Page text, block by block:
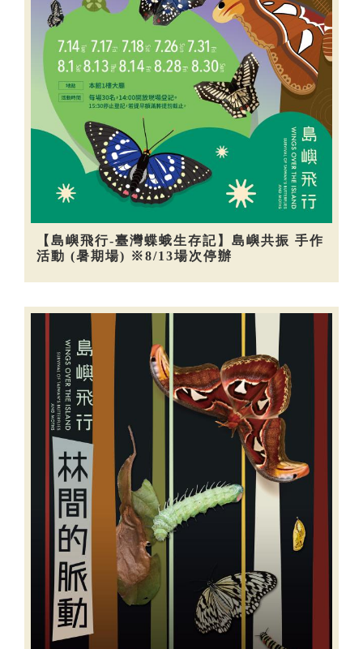
【島嶼飛行-臺灣蝶蛾生存記】島嶼共振 手作
活動 (暑期場) ※8/13場次停辦